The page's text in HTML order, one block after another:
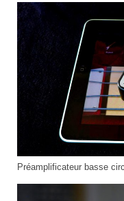
Préamplificateur basse